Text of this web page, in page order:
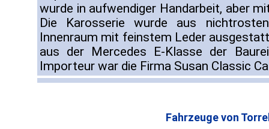
wurde in aufwendiger Handarbeit, aber
Die Karosserie wurde aus
Innenraum mit feinstem Leder
aus der Mercedes E-Klasse der
Importeur war die Firma Susan Classic
Fahrzeuge von